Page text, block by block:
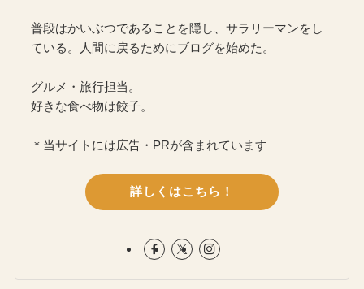
普段はかいぶつであることを隠し、サラリーマンをし
ている。人間に戻るためにブログを始めた。
グルメ・旅行担当。
好きな食べ物は餃子。
＊当サイトには広告・PRが含まれています
詳しくはこちら！